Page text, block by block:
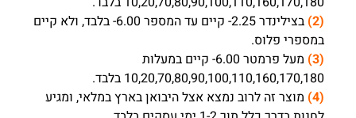
(2)
בצילינדר 2.25- קיים עד המספר 6.00- בלבד, ולא קיים
במספרי פלוס.
(3)
מעל פרמטר 6.00- קיים במעלות
10,20,70,80,90,100,110,160,170,180 בלבד.
(4)
מוצר זה לרוב נמצא אצל היבואן בארץ במלאי, ומגיע